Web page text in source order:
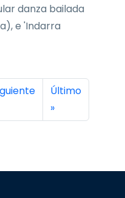
danza bailada
e 'Indarra
página
Última página
Último
»